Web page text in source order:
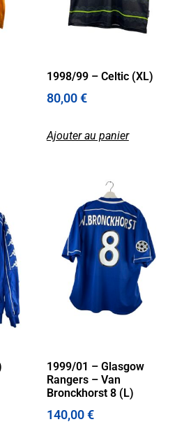
1998/99 – Celtic (XL)
80,00€
Ajouter au panier
1999/01 – Glasgow
Rangers – Van
Bronckhorst 8 (L)
140,00€